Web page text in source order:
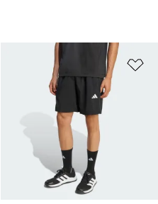
a la lista de deseos